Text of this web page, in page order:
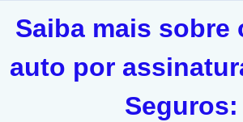
Saiba mais sobre
auto por
Seguros: